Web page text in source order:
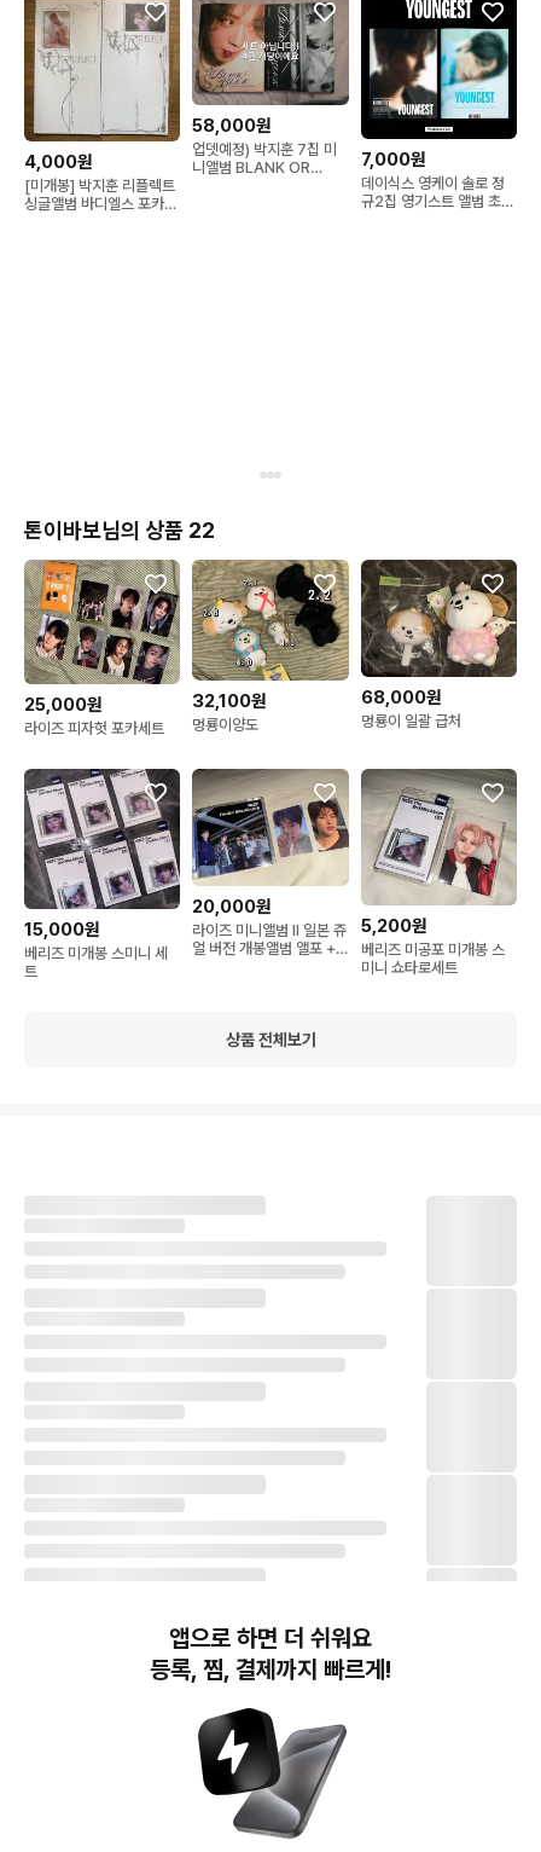
4,000원
[미개봉] 박지훈 리플렉트
싱글앨범 바디엘스 포카포
58,000원
업뎃예정) 박지훈 7집 미
니앨범 BLANK OR
7,000원
데이식스 영케이 솔로 정
규2집 영기스트 앨범 초도
톤이바보님의 상품 22
25,000원
라이즈 피자헛 포카세트
32,100원
멍룡이양도
68,000원
멍룡이 일괄 급처
15,000원
베리즈 미개봉 스미니 세
트
20,000원
라이즈 미니앨범 II 일본 쥬
얼 버전 개봉앨범 앨포 +
5,200원
베리즈 미공포 미개봉 스
미니 쇼타로세트
상품 전체보기
번개장터(주) 사업자정보, 이용약관 및 기타 법적고지
번개장터㈜는 통신판매중개자이며, 통신판매의 당사자가 아닙니다. 전자상거래 등에서의
소비자보호에 관한 법률 등 관련 법령 및 번개장터㈜의 약관에 따라 상품, 상품정보, 거래에 관한 책임은
개별 판매자에게 귀속하고, 번개장터㈜는 원칙적으로 회원간 거래에 대하여 책임을 지지 않습니다.
앱으로 하면 더 쉬워요
등록, 찜, 결제까지 빠르게!